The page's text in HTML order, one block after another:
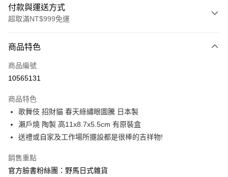
付款與運送方式
超取滿NT$999免運
信用卡一次付款
信用卡分期付款
合作金庫商業銀行
華南商業銀行
彰化商業銀行
上海商業儲蓄銀行
台北富邦商業銀行
國泰世華商業銀行
兆豐國際商業銀行
匯豐（台灣）商業銀行
聯邦商業銀行
超商取貨付款
LINE Pay
街口支付
商品特色
商品編號
10565131
商品特色
歌舞伎 招財貓 春天綠繡眼圖騰 日本製
瀨戶燒 陶製 高11x8.7x5.5cm 有原裝盒
送禮或自家及工作場所擺設都是很棒的吉祥物!
銷售重點
官方臉書粉絲團：野馬日式雜貨